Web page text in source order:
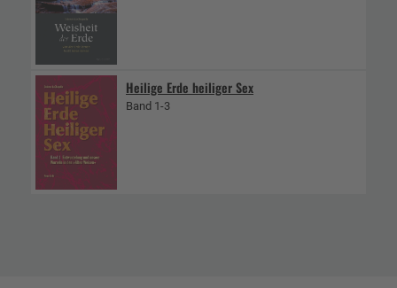
Heilige Erde heiliger Sex
Band 1-3